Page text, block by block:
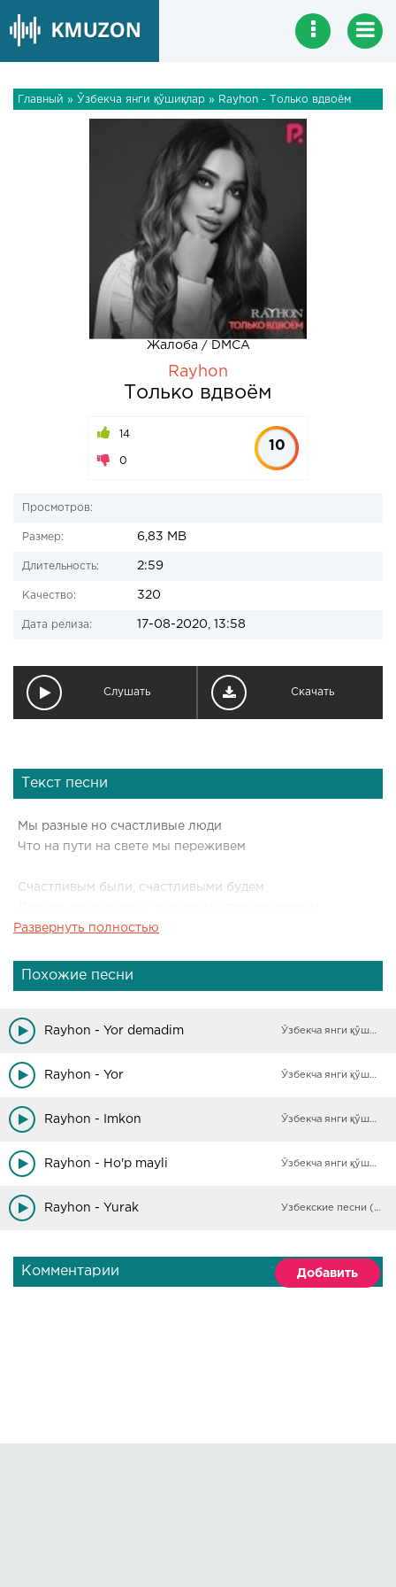
Главный » Ўзбекча янги қўшиқлар » Rayhon - Только вдвоём
Жалоба / DMCA
Rayhon
Только вдвоём
14
0
10
Просмотров:
Размер: 6,83 MB
Длительность: 2:59
Качество: 320
Дата релиза: 17-08-2020, 13:58
Слушать Скачать
Текст песни
Мы разные но счастливые люди
Что на пути на свете мы переживем
Счастливым были, счастливыми будем
Счастливым были, счастливыми будем
Только Вдвоём Только Вдвоём Только Вдвоём
Развернуть полностью
Похожие песни
Rayhon - Yor demadim Ўзбекча янги қўшиқлар
Rayhon - Yor Ўзбекча янги қўшиқлар
Rayhon - Imkon Ўзбекча янги қўшиқлар
Rayhon - Ho'p mayli Ўзбекча янги қўшиқлар
Rayhon - Yurak Узбекские песни (Архив)
Комментарии Добавить